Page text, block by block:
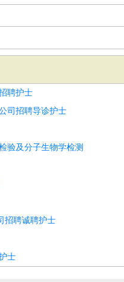
聘护士
司招聘导诊护士
验及分子生物学检测
招聘诚聘护士
士